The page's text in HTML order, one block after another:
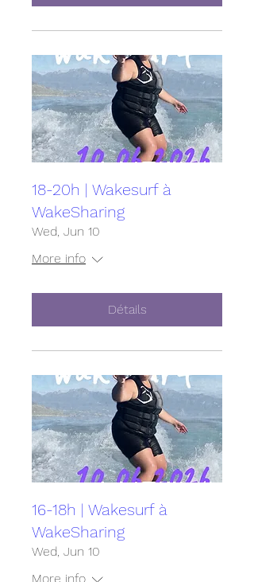
18-20h | Wakesurf à
WakeSharing
Wed, Jun 10
More info
Détails
16-18h | Wakesurf à
WakeSharing
Wed, Jun 10
More info